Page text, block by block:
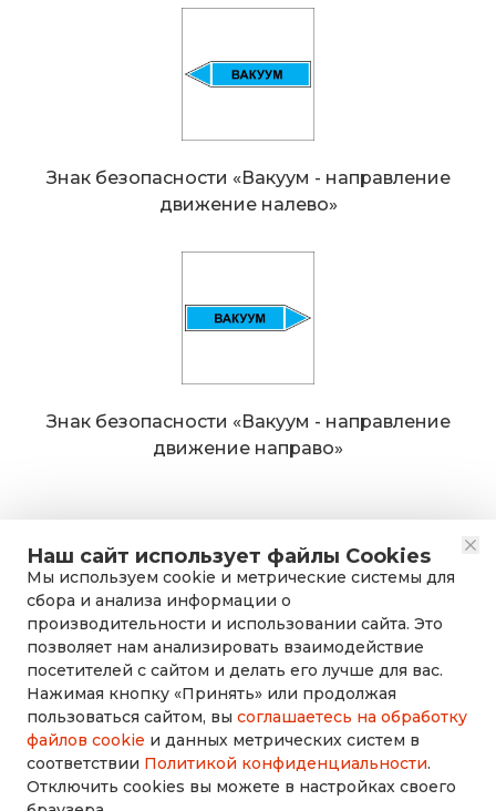
Наш сайт использует файлы Cookies
Мы используем cookie и метрические системы для
сбора и анализа информации о
производительности и использовании сайта. Это
позволяет нам анализировать взаимодействие
посетителей с сайтом и делать его лучше для вас.
Нажимая кнопку «Принять» или продолжая
пользоваться сайтом, вы соглашаетесь на обработку
файлов cookie и данных метрических систем в
соответствии Политикой конфиденциальности.
Отключить cookies вы можете в настройках своего
Знак безопасности «Вакуум - направление
движение налево»
Знак безопасности «Вакуум - направление
движение направо»
rusdorznak@mail.ru
+7 (8452) 53-70-71